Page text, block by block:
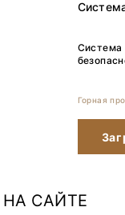
Система
Горная
САЙТЕ